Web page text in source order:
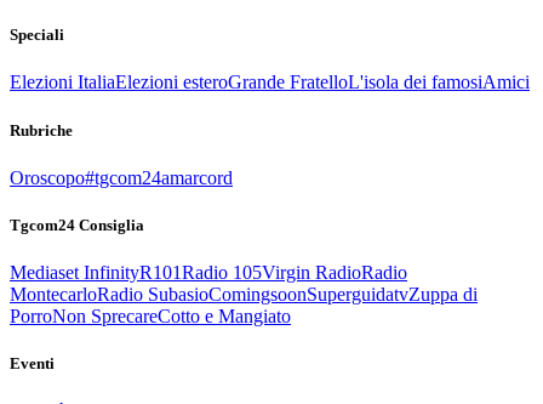
Speciali
Elezioni ItaliaElezioni esteroGrande FratelloL'isola dei famosiAmici
Rubriche
Oroscopo#tgcom24amarcord
Tgcom24 Consiglia
Mediaset InfinityR101Radio 105Virgin RadioRadio
MontecarloRadio SubasioComingsoonSuperguidatvZuppa di
PorroNon SprecareCotto e Mangiato
Eventi